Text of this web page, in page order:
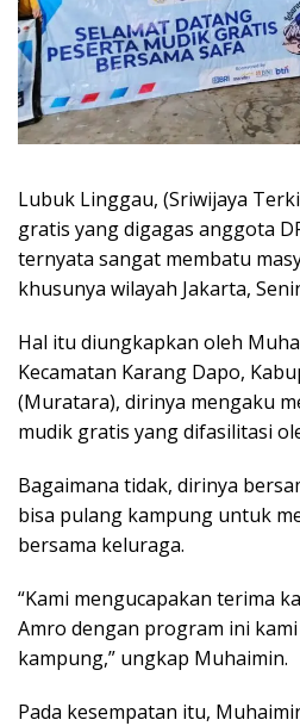
Lubuk Linggau, (Sriwijaya
gratis yang digagas anggota
ternyata sangat membatu
khusunya wilayah Jakarta,
Hal itu diungkapkan oleh
Kecamatan Karang Dapo,
(Muratara), dirinya mengaku
mudik gratis yang difasilitasi
Bagaimana tidak, dirinya
bisa pulang kampung untuk
bersama keluraga.
“Kami mengucapakan terima
Amro dengan program ini
kampung,” ungkap Muhaimin.
Pada kesempatan itu,